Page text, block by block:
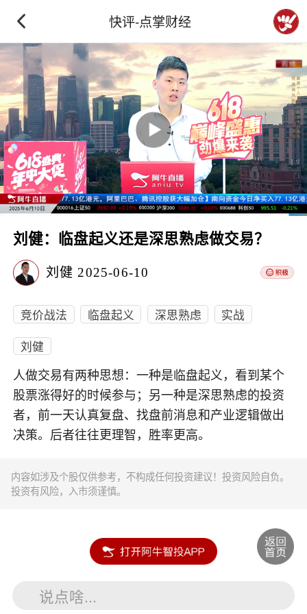
快评-点掌财经
刘健：临盘起义还是深思熟虑做交易？
刘健 2025-06-10
竞价战法 临盘起义 深思熟虑
实战
刘健
人做交易有两种思想：一种是临盘起义，看到某个
股票涨得好的时候参与；另一种是深思熟虑的投资
者，前一天认真复盘、找盘前消息和产业逻辑做出
决策。后者往往更理智，胜率更高。
内容如涉及个股仅供参考，不构成任何投资建议！投资风险自负。
投资有风险，入市须谨慎。
说点啥...